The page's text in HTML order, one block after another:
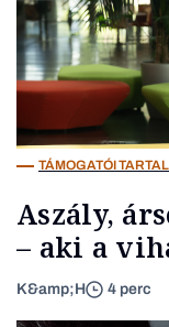
TÁMOGATÓI
Aszály,
– aki a
K&amp;H 4 perc